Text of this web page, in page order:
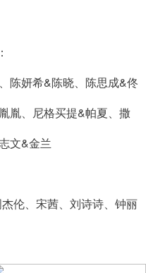
陈妍希&陈晓、陈思成&佟
胤、尼格买提&帕夏、撒
文&金兰
伦、宋茜、刘诗诗、钟丽